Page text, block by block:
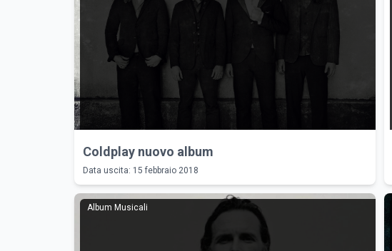
Coldplay nuovo album
Data uscita: 15 febbraio 2018
Album Musicali